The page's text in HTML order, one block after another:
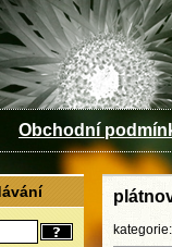
Obchodní
kategorie: